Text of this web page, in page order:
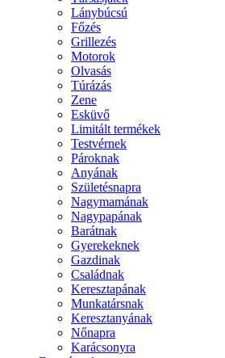
Lánybúcsú
Főzés
Grillezés
Motorok
Olvasás
Túrázás
Zene
Esküvő
Limitált termékek
Testvérnek
Pároknak
Anyának
Születésnapra
Nagymamának
Nagypapának
Barátnak
Gyerekeknek
Gazdinak
Családnak
Keresztapának
Munkatársnak
Keresztanyának
Nőnapra
Karácsonyra